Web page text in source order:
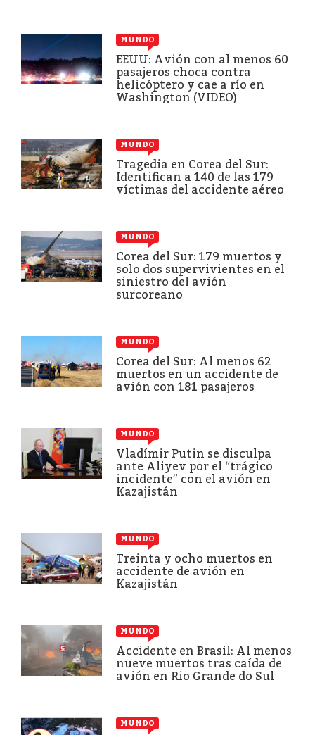
MUNDO
EEUU: Avión con al menos 60
pasajeros choca contra
helicóptero y cae a río en
Washington (VIDEO)
MUNDO
Tragedia en Corea del Sur:
Identifican a 140 de las 179
víctimas del accidente aéreo
MUNDO
Corea del Sur: 179 muertos y
solo dos supervivientes en el
siniestro del avión
surcoreano
MUNDO
Corea del Sur: Al menos 62
muertos en un accidente de
avión con 181 pasajeros
MUNDO
Vladímir Putin se disculpa
ante Aliyev por el “trágico
incidente” con el avión en
Kazajistán
MUNDO
Treinta y ocho muertos en
accidente de avión en
Kazajistán
MUNDO
Accidente en Brasil: Al menos
nueve muertos tras caída de
avión en Rio Grande do Sul
MUNDO